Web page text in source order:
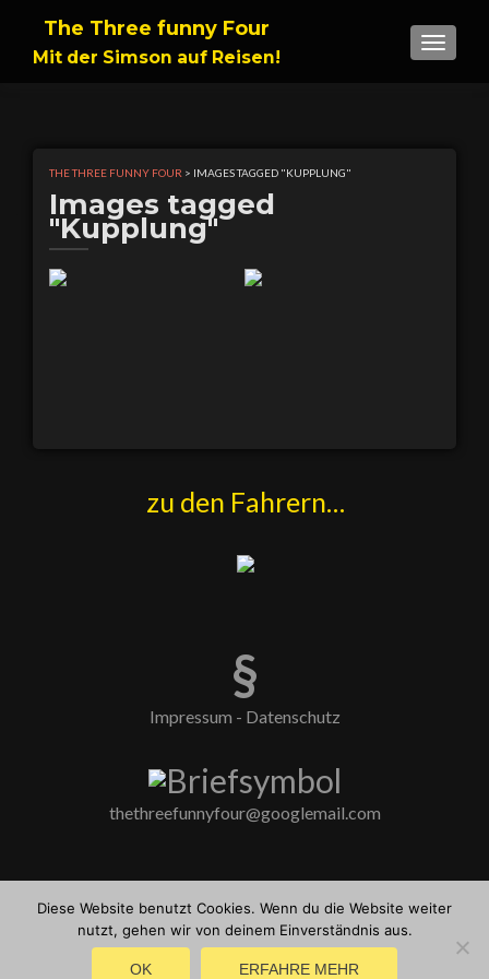
The Three funny Four
Mit der Simson auf Reisen!
THE THREE FUNNY FOUR > IMAGES TAGGED "KUPPLUNG"
Images tagged
"Kupplung"
zu den Fahrern…
§
Impressum - Datenschutz
thethreefunnyfour@googlemail.com
Facebook-
Link
© The Three funny Four
Diese Website benutzt Cookies. Wenn du die Website weiter
nutzt, gehen wir von deinem Einverständnis aus.
OK ERFAHRE MEHR